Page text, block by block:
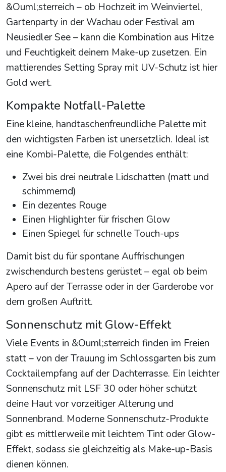
&Ouml;sterreich – ob Hochzeit im Weinviertel,
Gartenparty in der Wachau oder Festival am
Neusiedler See – kann die Kombination aus Hitze
und Feuchtigkeit deinem Make-up zusetzen. Ein
mattierendes Setting Spray mit UV-Schutz ist hier
Gold wert.
Kompakte Notfall-Palette
Eine kleine, handtaschenfreundliche Palette mit
den wichtigsten Farben ist unersetzlich. Ideal ist
eine Kombi-Palette, die Folgendes enthält:
Zwei bis drei neutrale Lidschatten (matt und
schimmernd)
Ein dezentes Rouge
Einen Highlighter für frischen Glow
Einen Spiegel für schnelle Touch-ups
Damit bist du für spontane Auffrischungen
zwischendurch bestens gerüstet – egal ob beim
Apero auf der Terrasse oder in der Garderobe vor
dem großen Auftritt.
Sonnenschutz mit Glow-Effekt
Viele Events in &Ouml;sterreich finden im Freien
statt – von der Trauung im Schlossgarten bis zum
Cocktailempfang auf der Dachterrasse. Ein leichter
Sonnenschutz mit LSF 30 oder höher schützt
deine Haut vor vorzeitiger Alterung und
Sonnenbrand. Moderne Sonnenschutz-Produkte
gibt es mittlerweile mit leichtem Tint oder Glow-
Effekt, sodass sie gleichzeitig als Make-up-Basis
dienen können.